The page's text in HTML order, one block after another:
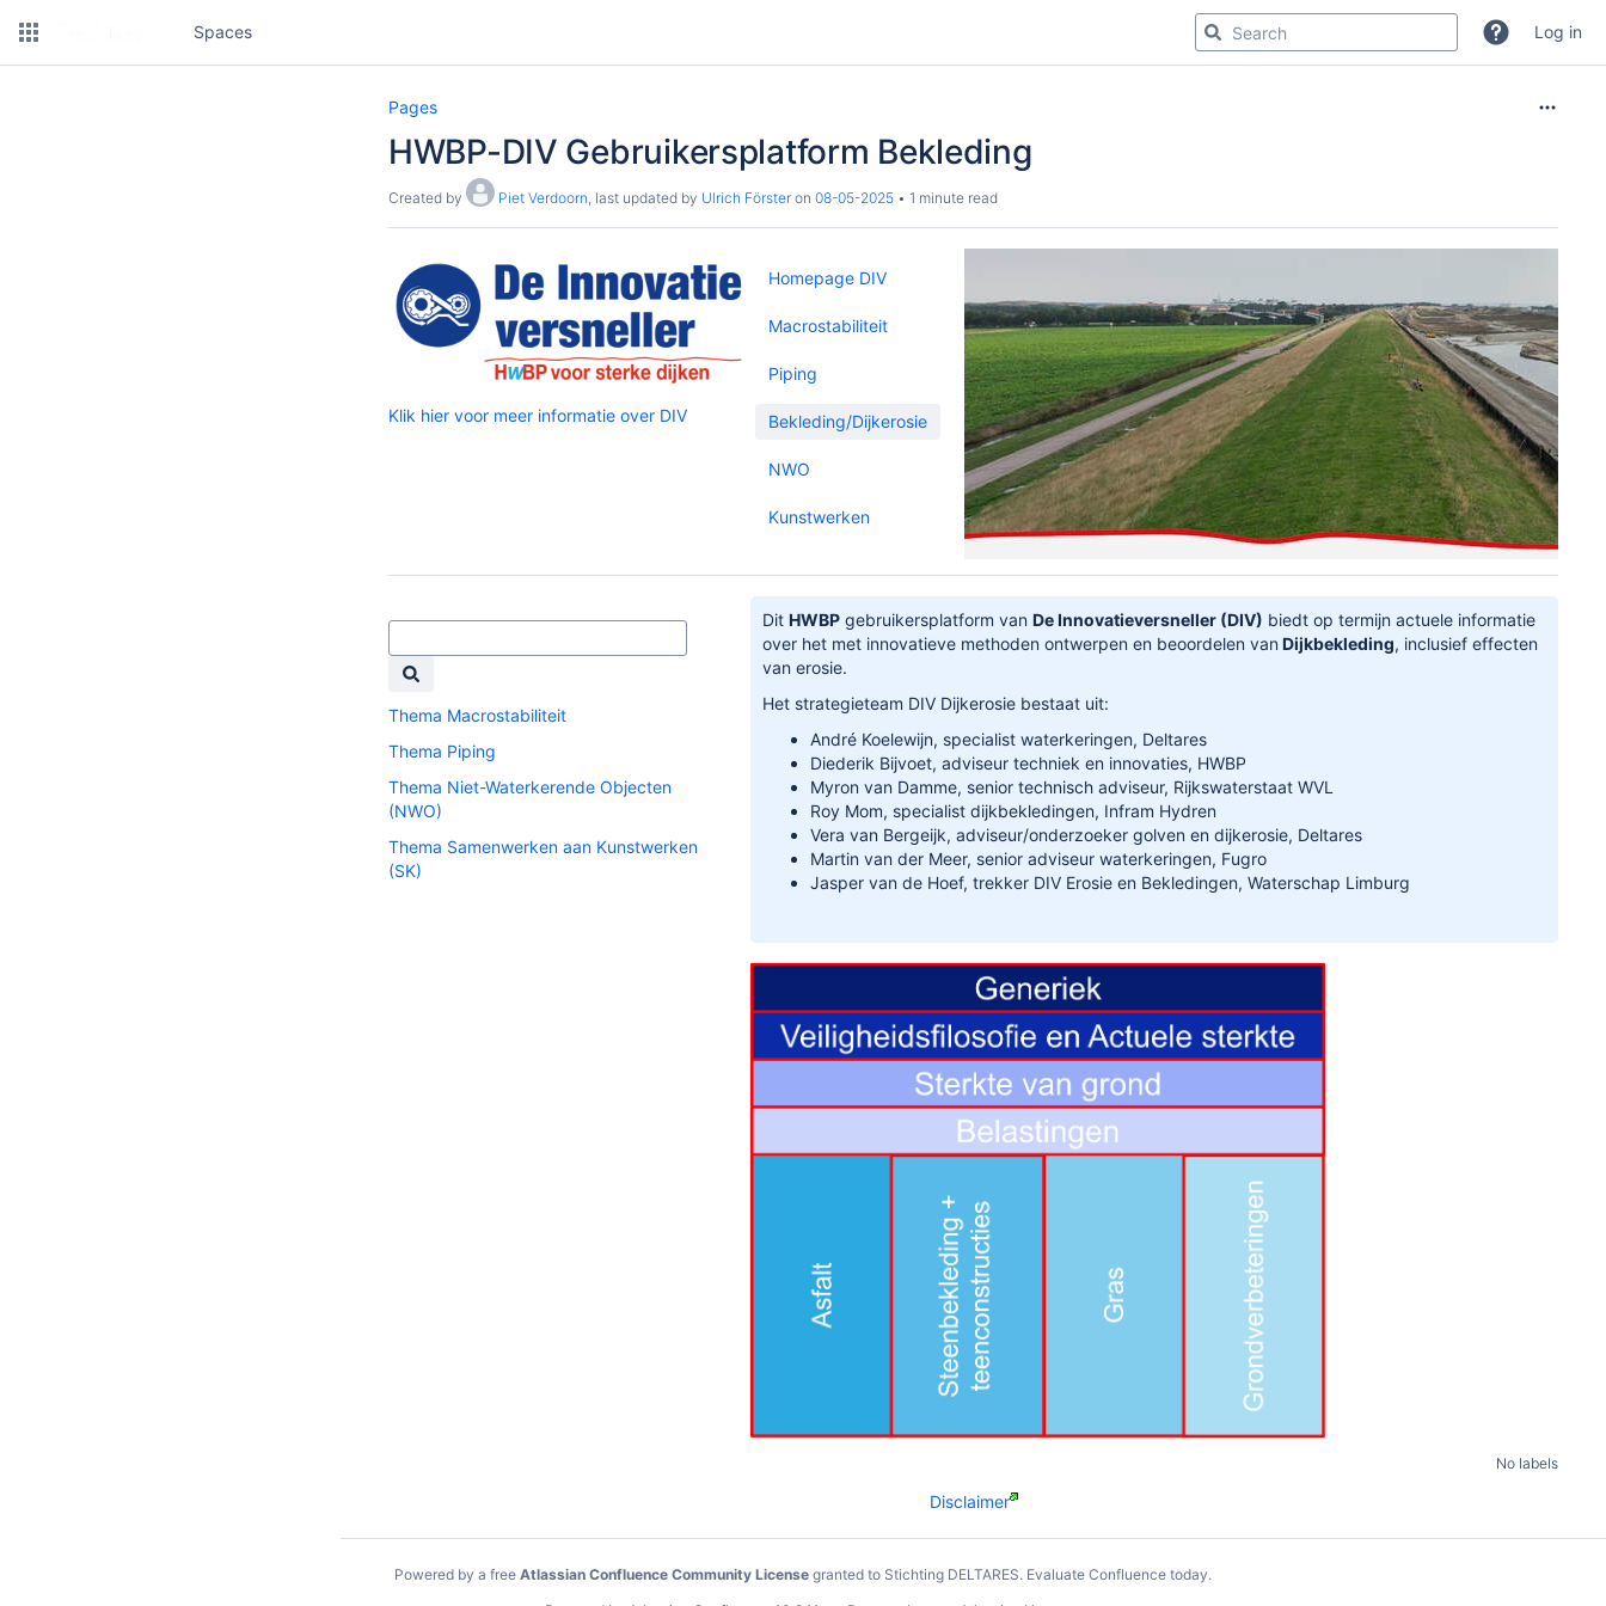
Spaces Log in
Pages
HWBP-DIV Gebruikersplatform Bekleding
Created by Piet Verdoorn, last updated by Ulrich Förster on 08-05-2025 1 minute read
Klik hier voor meer informatie over DIV
Homepage DIV
Macrostabiliteit
Piping
Bekleding/Dijkerosie
NWO
Kunstwerken
Thema Macrostabiliteit
Thema Piping
Thema Niet-Waterkerende Objecten
(NWO)
Thema Samenwerken aan Kunstwerken
(SK)
Dit HWBP gebruikersplatform van De Innovatieversneller (DIV) biedt op termijn actuele informatie
over het met innovatieve methoden ontwerpen en beoordelen van Dijkbekleding, inclusief effecten
van erosie.
Het strategieteam DIV Dijkerosie bestaat uit:
André Koelewijn, specialist waterkeringen, Deltares
Diederik Bijvoet, adviseur techniek en innovaties, HWBP
Myron van Damme, senior technisch adviseur, Rijkswaterstaat WVL
Roy Mom, specialist dijkbekledingen, Infram Hydren
Vera van Bergeijk, adviseur/onderzoeker golven en dijkerosie, Deltares
Martin van der Meer, senior adviseur waterkeringen, Fugro
Jasper van de Hoef, trekker DIV Erosie en Bekledingen, Waterschap Limburg
No labels
Disclaimer
Powered by a free Atlassian Confluence Community License granted to Stichting DELTARES. Evaluate Confluence today.